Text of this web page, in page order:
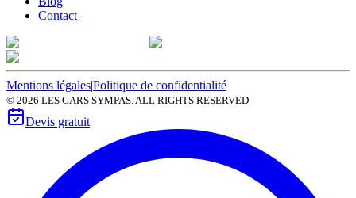
Contact
Mentions légales|Politique de confidentialité
© 2026 LES GARS SYMPAS. ALL RIGHTS RESERVED
Devis gratuit